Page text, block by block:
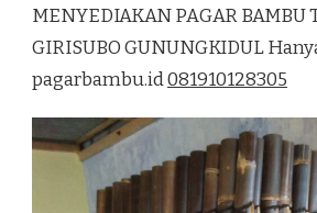
MENYEDIAKAN PAGAR BAMBU
GIRISUBO GUNUNGKIDUL
pagarbambu.id081910128305